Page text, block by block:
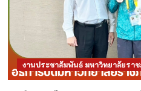
งานประชาสัมพันธ์ มหาวิทยาลัยราช